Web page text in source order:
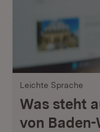
Leichte Sprache
Was steht
von